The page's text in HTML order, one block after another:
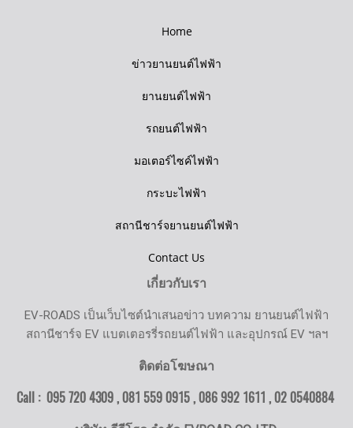
Home
ข่าวยานยนต์ไฟฟ้า
ยานยนต์ไฟฟ้า
รถยนต์ไฟฟ้า
มอเตอร์ไซค์ไฟฟ้า
กระบะไฟฟ้า
สถานีชาร์จยานยนต์ไฟฟ้า
Contact Us
เกี่ยวกับเรา
EV-ROADS เป็นเว็บไซต์นำเสนอข่าว บทความ ยานยนต์ไฟฟ้า
สถานีชาร์จ EV แบตเตอรรี่รถยนต์ไฟฟ้า และอุปกรณ์ EV ฯลฯ
ติดต่อโฆษณา
Call : 095 720 4309 , 081 559 0915 , 086 992 1611 ,02 0540884